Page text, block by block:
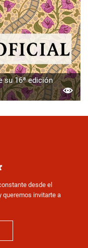
su 16ª edición
desde el
queremos invitarte a